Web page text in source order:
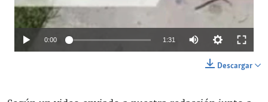
0:00 1:31
144p
Descargar